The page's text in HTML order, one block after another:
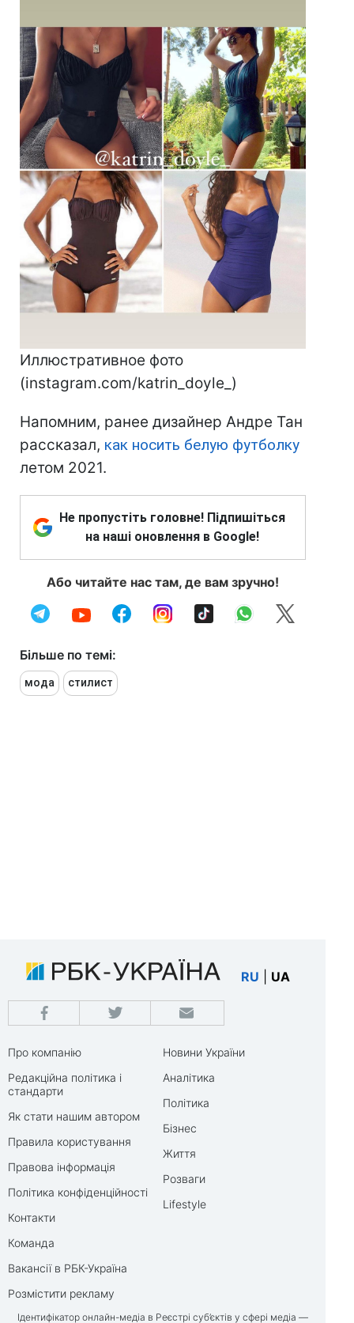
Иллюстративное фото
(instagram.com/katrin_doyle_)
Напомним, ранее дизайнер Андре Тан
рассказал, как носить белую футболку
летом 2021.
Не пропустіть головне! Підпишіться
на наші оновлення в Google!
Або читайте нас там, де вам зручно!
Більше по темі:
мода стилист
RU UA
Про компанію
Редакційна політика і
стандарти
Як стати нашим автором
Правила користування
Правова інформація
Політика конфіденційності
Контакти
Команда
Вакансії в РБК-Україна
Розмістити рекламу
Новини України
Аналітика
Політика
Бізнес
Життя
Розваги
Lifestyle
Ідентифікатор онлайн-медіа в Реєстрі суб’єктів у сфері медіа —